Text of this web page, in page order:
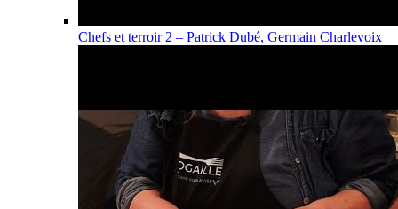
Chefs et terroir 2 – Patrick Dubé, Germain Charlevoix